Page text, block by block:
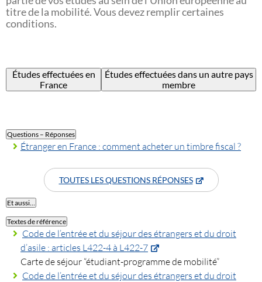
titre de la mobilité. Vous devez remplir certaines
conditions.
Études effectuées en
France
Études effectuées dans un autre pays
membre
Questions – Réponses
Étranger en France : comment acheter un timbre fiscal ?
TOUTES LES QUESTIONS RÉPONSES
Et aussi…
Textes de référence
Code de l’entrée et du séjour des étrangers et du droit
d’asile : articles L422-4 à L422-7
Carte de séjour “étudiant-programme de mobilité”
Code de l’entrée et du séjour des étrangers et du droit